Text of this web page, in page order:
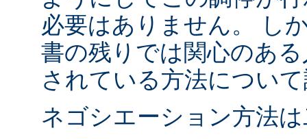
必要はありません。 し
書の残りでは関心のあ
されている方法につい
ネゴシエーション方法